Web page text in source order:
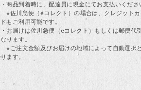
・商品到着時に、配達員に現金にてお支払いくださ
※佐川急便（eコレクト）の場合は、クレジット
ドもご利用可能です。
・お届けは佐川急便（eコレクト）もしくは郵便代
なります。
※ご注文金額及びお届けの地域によって自動選択
ります。